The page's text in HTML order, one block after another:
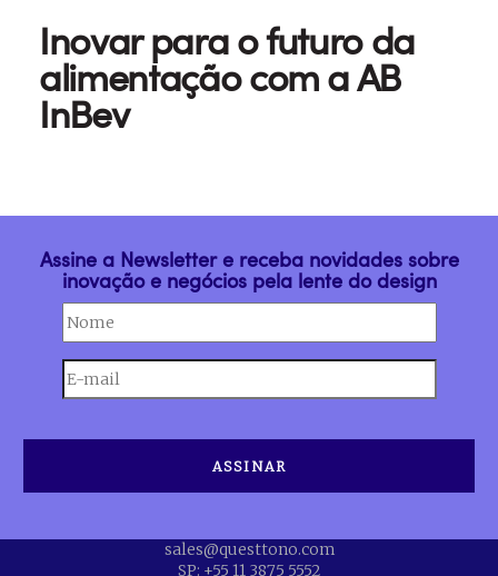
Inovar para o futuro da
alimentação com a AB
InBev
Assine a Newsletter e receba novidades sobre
inovação e negócios pela lente do design
sales@questtono.com
SP: +55 11 3875 5552